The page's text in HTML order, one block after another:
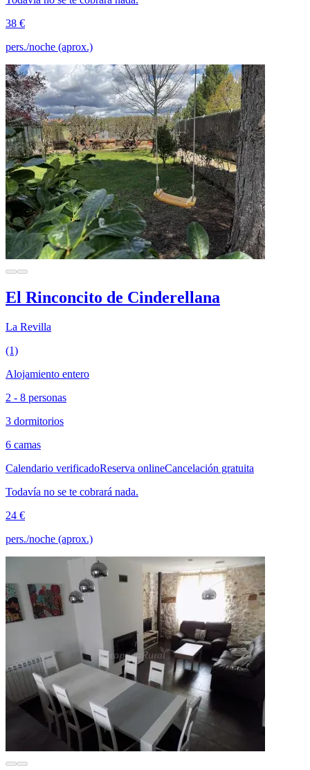
38 €
pers./noche (aprox.)
El Rinconcito de Cinderellana
La Revilla
(1)
Alojamiento entero
2 - 8 personas
3 dormitorios
6 camas
Calendario verificadoReserva onlineCancelación gratuita
Todavía no se te cobrará nada.
24 €
pers./noche (aprox.)